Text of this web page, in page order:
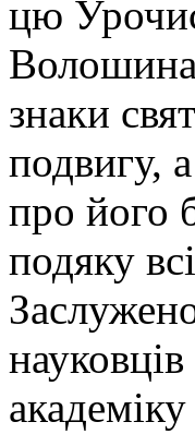
цю
Волошина
знаки
подвигу,
про його
подяку